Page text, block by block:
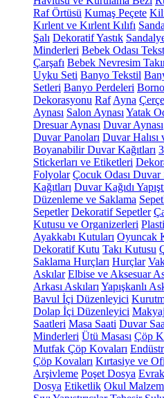
Raf Örtüsü Kumaş Peçete
Kırlent ve Kırlent Kılıfı
Şalı Dekoratif Yastık
Minderleri Bebek Odası
Çarşafı Bebek Nevresim
Uyku Seti Banyo Tekstil
Setleri Banyo Perdeleri
Dekorasyonu Raf Ayna
Aynası Salon Aynası Yatak
Dresuar Aynası Duvar Aynası
Duvar Panoları Duvar Halısı
Boyanabilir Duvar Kağıtları
Stickerları ve Etiketleri
Folyolar Çocuk Odası Duvar
Kağıtları Duvar Kağıdı
Düzenleme ve Saklama
Sepetler Dekoratif Sepetler
Kutusu ve Organizerleri
Ayakkabı Kutuları Oyuncak
Dekoratif Kutu Takı Kutusu
Saklama Hurçları Hurçlar
Askılar Elbise ve Aksesuar
Arkası Askıları Yapışkanlı
Bavul İçi Düzenleyici
Dolap İçi Düzenleyici
Saatleri Masa Saati Duvar
Minderleri Ütü Masası Çöp
Mutfak Çöp Kovaları
Çöp Kovaları Kırtasiye ve
Arşivleme Poşet Dosya
Dosya Etiketlik Okul